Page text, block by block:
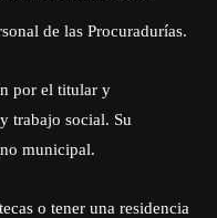
de las Procuradurías.
por el titular y
trabajo social. Su
municipal.
o tener una residencia